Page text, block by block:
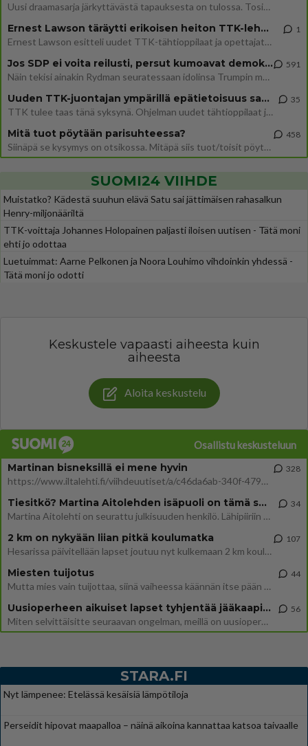
Uusi draamasarja järkyttävästä tapauksesta on tulossa. Tositapahtumiin perustuva sarja ammentaa vuoden 1986 Mikkelin pan
Ernest Lawson täräytti erikoisen heiton TTK-lehdistötilaisuudessa: " Onko tässä tarkoituksena...?"
Ernest Lawson esitteli uudet TTK-tähtioppilaat ja opettajat torstaina 6.8. lehdistölle. Tulevalla kaudella on yksi hausk
1
Jos SDP ei voita reilusti, persut kumoavat demokratian Suomesta
Näin tekisi ainakin Rydman seuratessaan idolinsa Trumpin mallia https://www.is.fi/politiikka/art-2000012187244.html
591
Uuden TTK-juontajan ympärillä epätietoisuus sakenee - Nyt MTV hämmentää soppaa
TTK tulee taas tänä syksynä. Ohjelman uudet tähtioppilaat julkistetaan torstaina 6. elokuuta klo 14 alkavassa lehdistö
35
Mitä tuot pöytään parisuhteessa?
Siinäpä se kysymys on otsikossa. Mitäpä siis tuot/toisit pöytään parisuhteessa? Oletko mies vai nainen? Koetko sen mitä
458
SUOMI24 VIIHDE
Muistatko? Kädestä suuhun elävä Satu sai jättimäisen rahasalkun
Henry-miljonääriltä
TTK-voittaja Johannes Holopainen paljasti iloisen uutisen - Tätä moni
ehti jo odottaa
Luetuimmat: Aarne Pelkonen ja Noora Louhimo vihdoinkin yhdessä -
Tätä moni jo odotti
Keskustele vapaasti aiheesta kuin
aiheesta
Aloita keskustelu
Osallistu keskusteluun
Martinan bisneksillä ei mene hyvin
https://www.iltalehti.fi/viihdeuutiset/a/c46da6ab-340f-4790-aaa7-0865eed2336 Yrityksen konkurssihakemus on tullut kärä
328
Tiesitkö? Martina Aitolehden isäpuoli on tämä suosittu laulaja
Martina Aitolehti on seurattu julkisuuden henkilö. Lähipiiriin mahtuu muitakin tunnettuja henkilöitä. Tiesitkö, että Ma
34
2 km on nykyään liian pitkä koulumatka
Hesarissa päivitellään lapset joutuu nyt kulkemaan 2 km kouluun jösses. Ruostefillarilla tuo matka menee vaikka miten äk
107
Miesten tuijotus
Mutta mies vain tuijottaa, siinä vaiheessa käännän itse pään pois. Mikä juttu? Yleensä jos joku tuijottaa tai katsoo, hä
44
Uusioperheen aikuiset lapset tyhjentää jääkaapin käydessään
Miten selvittäisitte seuraavan ongelman, meillä on uusioperhe, minulla teini-ikäiset lapset ja puolisolla aikuiset, jotk
56
STARA.FI
Nyt lämpenee: Etelässä kesäisiä lämpötiloja
Perseidit hipovat maapalloa – näinä aikoina kannattaa katsoa taivaalle